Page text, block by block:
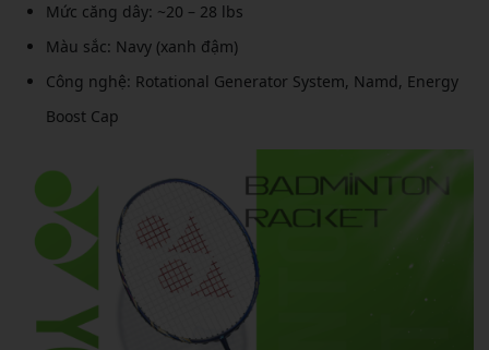
Mức căng dây: ~20 – 28 lbs
Màu sắc: Navy (xanh đậm)
Công nghệ: Rotational Generator System, Namd, Energy
Boost Cap